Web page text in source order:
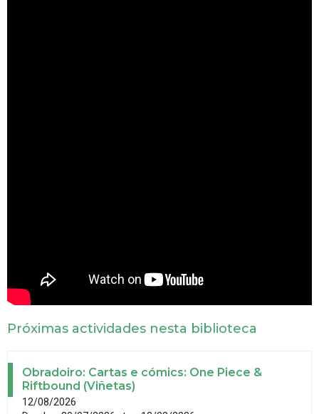
Próximas actividades nesta biblioteca
Obradoiro: Cartas e cómics: One Piece &
Riftbound (Viñetas)
12/08/2026